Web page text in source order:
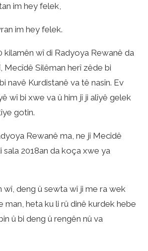
im hey felek,
im hey felek.
kilamên wî di Radyoya Rewanê da
Mecîdê Silêman herî zêde bi
navê Kurdistanê va tê nasîn. Ev
wî bi xwe va û him jî ji alîyê gelek
gotin.
Rewanê ma, ne jî Mecîdê
sala 2018an da koça xwe ya
wî, deng û sewta wî ji me ra wek
man, heta ku li rû dinê kurdek hebe
û bi deng û rengên nû va